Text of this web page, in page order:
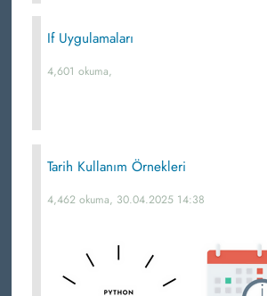
If Uygulamaları
4,601 okuma,
Tarih Kullanım Örnekleri
4,462 okuma, 30.04.2025 14:38